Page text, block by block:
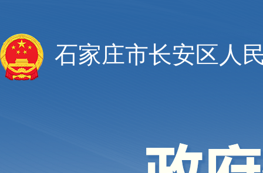
石家庄市长安区人